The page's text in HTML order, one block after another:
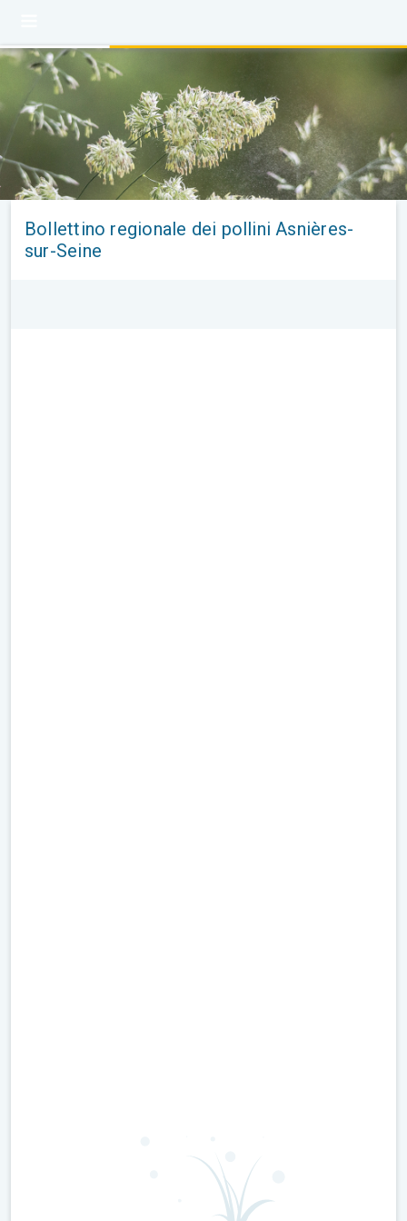
Bollettino regionale dei pollini Asnières-
sur-Seine